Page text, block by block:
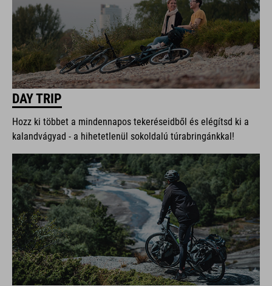
DAY TRIP
Hozz ki többet a mindennapos tekeréseidből és elégítsd ki a
kalandvágyad - a hihetetlenül sokoldalú túrabringánkkal!